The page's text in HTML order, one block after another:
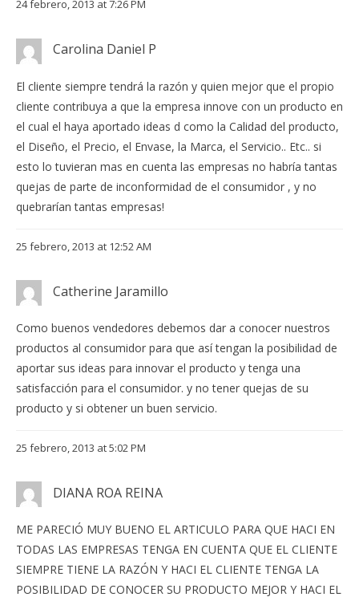
24 febrero, 2013 at 7:26 PM
Carolina Daniel P
El cliente siempre tendrá la razón y quien mejor que el propio
cliente contribuya a que la empresa innove con un producto en
el cual el haya aportado ideas d como la Calidad del producto,
el Diseño, el Precio, el Envase, la Marca, el Servicio.. Etc.. si
esto lo tuvieran mas en cuenta las empresas no habría tantas
quejas de parte de inconformidad de el consumidor , y no
quebrarían tantas empresas!
25 febrero, 2013 at 12:52 AM
Catherine Jaramillo
Como buenos vendedores debemos dar a conocer nuestros
productos al consumidor para que así tengan la posibilidad de
aportar sus ideas para innovar el producto y tenga una
satisfacción para el consumidor. y no tener quejas de su
producto y si obtener un buen servicio.
25 febrero, 2013 at 5:02 PM
DIANA ROA REINA
ME PARECIÓ MUY BUENO EL ARTICULO PARA QUE HACI EN
TODAS LAS EMPRESAS TENGA EN CUENTA QUE EL CLIENTE
SIEMPRE TIENE LA RAZÓN Y HACI EL CLIENTE TENGA LA
POSIBILIDAD DE CONOCER SU PRODUCTO MEJOR Y HACI EL